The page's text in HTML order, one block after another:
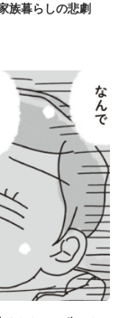
族暮らしの悲劇